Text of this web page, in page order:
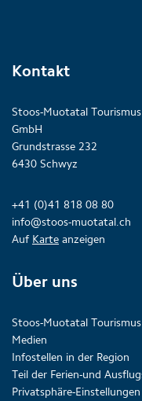
Kontakt
Stoos-Muotatal Tourismus
GmbH
Grundstrasse 232
6430 Schwyz
+41 (0)41 818 08 80
info@stoos-muotatal.ch
Auf Karte anzeigen
Über uns
Stoos-Muotatal
Medien
Infostellen in der Region
Teil der Ferien-und
Privatsphäre-